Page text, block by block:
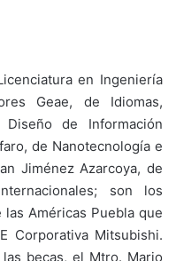
en Ingeniería
Geae, de Idiomas,
de Información
de Nanotecnología e
Jiménez Azarcoya, de
son los
Américas Puebla que
Corporativa Mitsubishi.
becas, el Mtro. Mario